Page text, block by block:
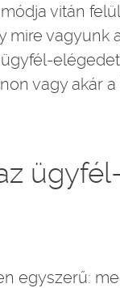
vitán
vagyunk
vagy akár
egyszerű: